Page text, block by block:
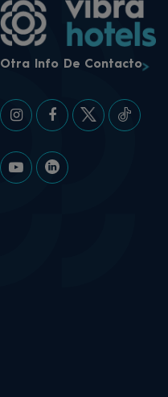
Otra Info De Contacto